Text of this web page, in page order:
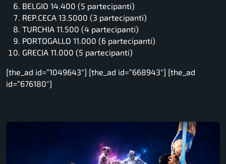
BELGIO 14.400 (5 partecipanti)
REP.CECA 13.5000 (3 partecipanti)
TURCHIA 11.500 (4 partecipanti)
PORTOGALLO 11.000 (6 partecipanti)
GRECIA 11.000 (5 partecipanti)
[the_ad id=”1049643″] [the_ad id=”668943″] [the_ad
id=”676180″]